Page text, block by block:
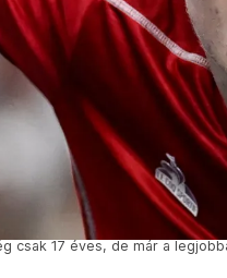
csak 17 éves, de már a